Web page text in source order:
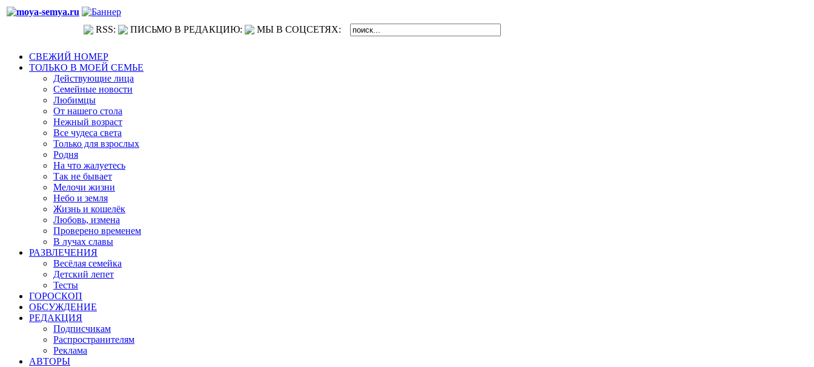
RSS: ПИСЬМО В РЕДАКЦИЮ: МЫ В СОЦСЕТЯХ:
СВЕЖИЙ НОМЕР
ТОЛЬКО В МОЕЙ СЕМЬЕ
Действующие лица
Семейные новости
Любимцы
От нашего стола
Нежный возраст
Все чудеса света
Только для взрослых
Родня
На что жалуетесь
Так не бывает
Мелочи жизни
Небо и земля
Жизнь и кошелёк
Любовь, измена
Проверено временем
В лучах славы
РАЗВЛЕЧЕНИЯ
Весёлая семейка
Детский лепет
Тесты
ГОРОСКОП
ОБСУЖДЕНИЕ
РЕДАКЦИЯ
Подписчикам
Распространителям
Реклама
АВТОРЫ